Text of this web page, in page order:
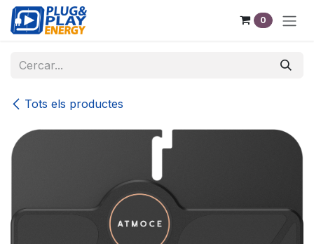
Skip to Content
0
Tots els productes